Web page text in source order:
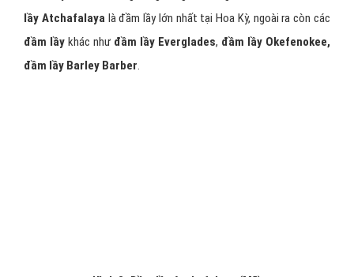
lầy Atchafalayalà đầm lầy lớn nhất tại Hoa Kỳ, ngoài ra còn các
đầm lầy khác như đầm lầy Everglades, đầm lầy Okefenokee,
đầm lầy Barley Barber.